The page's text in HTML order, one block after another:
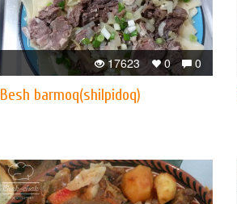
0
0
17623
Besh barmoq(shilpidoq)